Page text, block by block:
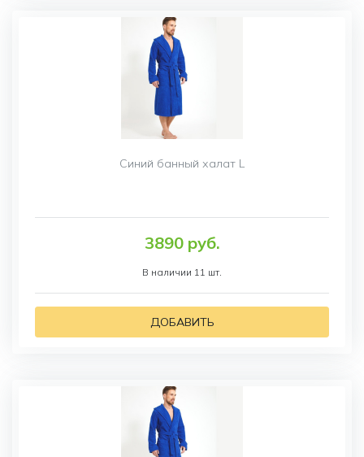
Синий банный халат L
3890 руб.
В наличии 11 шт.
ДОБАВИТЬ